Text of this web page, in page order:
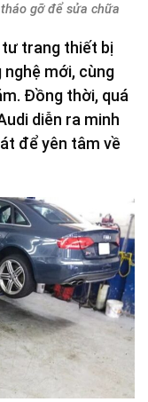
gỡ để sửa chữa
tư trang thiết bị
mới, cùng
Đồng thời, quá
diễn ra minh
để yên tâm về